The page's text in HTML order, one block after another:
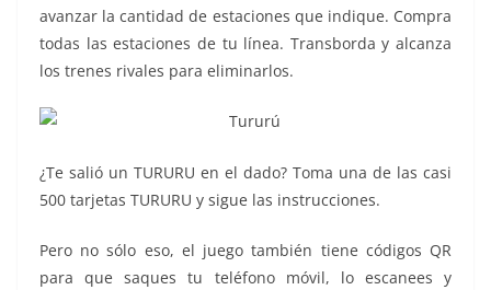
avanzar la cantidad de estaciones que indique. Compra
todas las estaciones de tu línea. Transborda y alcanza
los trenes rivales para eliminarlos.
¿Te salió un TURURU en el dado? Toma una de las casi
500 tarjetas TURURU y sigue las instrucciones.
Pero no sólo eso, el juego también tiene códigos QR
para que saques tu teléfono móvil, lo escanees y